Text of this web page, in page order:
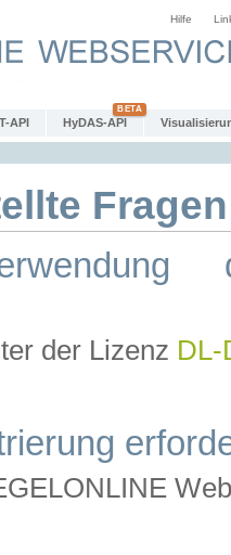
Hilfe
API HyDAS-API
der Lizenz